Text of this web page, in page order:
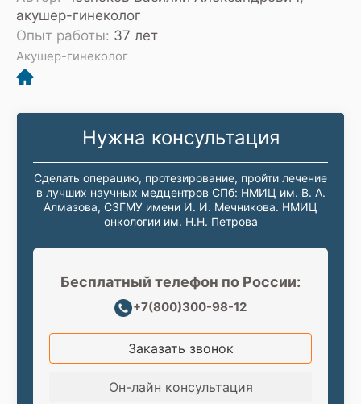
акушер-гинеколог
Опыт работы: 37 лет
Акушер-гинеколог
Нужна консультация
Сделать операцию, протезирование, пройти лечение
в лучших научных медцентров СПб: НМИЦ им. В. А.
Алмазова, СЗГМУ имени И. И. Мечникова. НМИЦ
онкологии им. Н.Н. Петрова
Бесплатный телефон по России:
+7(800)300-98-12
Заказать звонок
Он-лайн консультация